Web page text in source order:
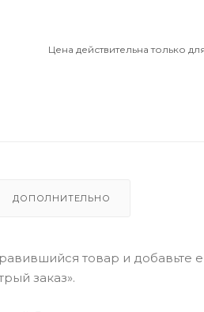
Цена действительна только
ДОПОЛНИТЕЛЬНО
товар и добавьте
заказ».